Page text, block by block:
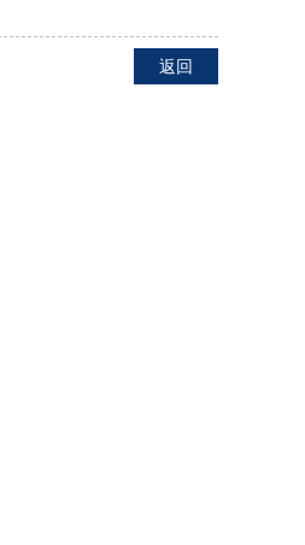
返回